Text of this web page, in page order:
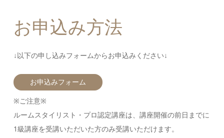
お申込み方法
↓以下の申し込みフォームからお申込みください↓
お申込みフォーム
※ご注意※
ルームスタイリスト・プロ認定講座は、講座開催の前日までに
1級講座を受講いただいた方のみ受講いただけます。